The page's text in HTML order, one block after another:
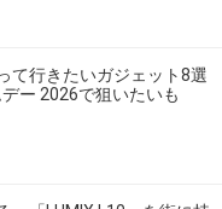
て行きたいガジェット8選
ー 2026で狙いたいも